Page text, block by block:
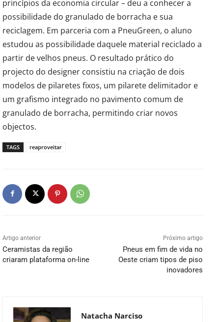
princípios da economia circular – deu a conhecer a
possibilidade do granulado de borracha e sua
reciclagem. Em parceria com a PneuGreen, o aluno
estudou as possibilidade daquele material reciclado a
partir de velhos pneus. O resultado prático do
projecto do designer consistiu na criação de dois
modelos de pilaretes fixos, um pilarete delimitador e
um grafismo integrado no pavimento comum de
granulado de borracha, permitindo criar novos
objectos.
TAGS reaproveitar
Artigo anterior
Ceramistas da região
criaram plataforma on-line
Próximo artigo
Pneus em fim de vida no
Oeste criam tipos de piso
inovadores
Natacha Narciso